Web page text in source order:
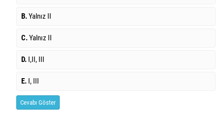
B.Yalnız II
C.Yalnız II
D. I,II, III
E. I, III
Cevabı Göster